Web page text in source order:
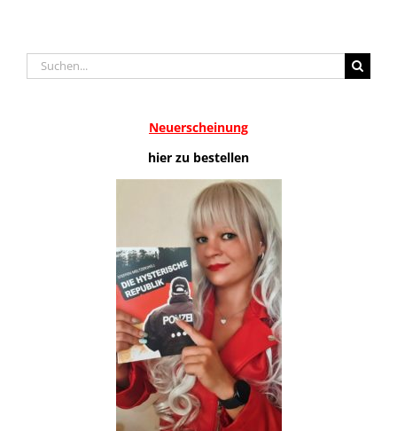
Suche
nach:
Neuerscheinung
hier zu bestellen